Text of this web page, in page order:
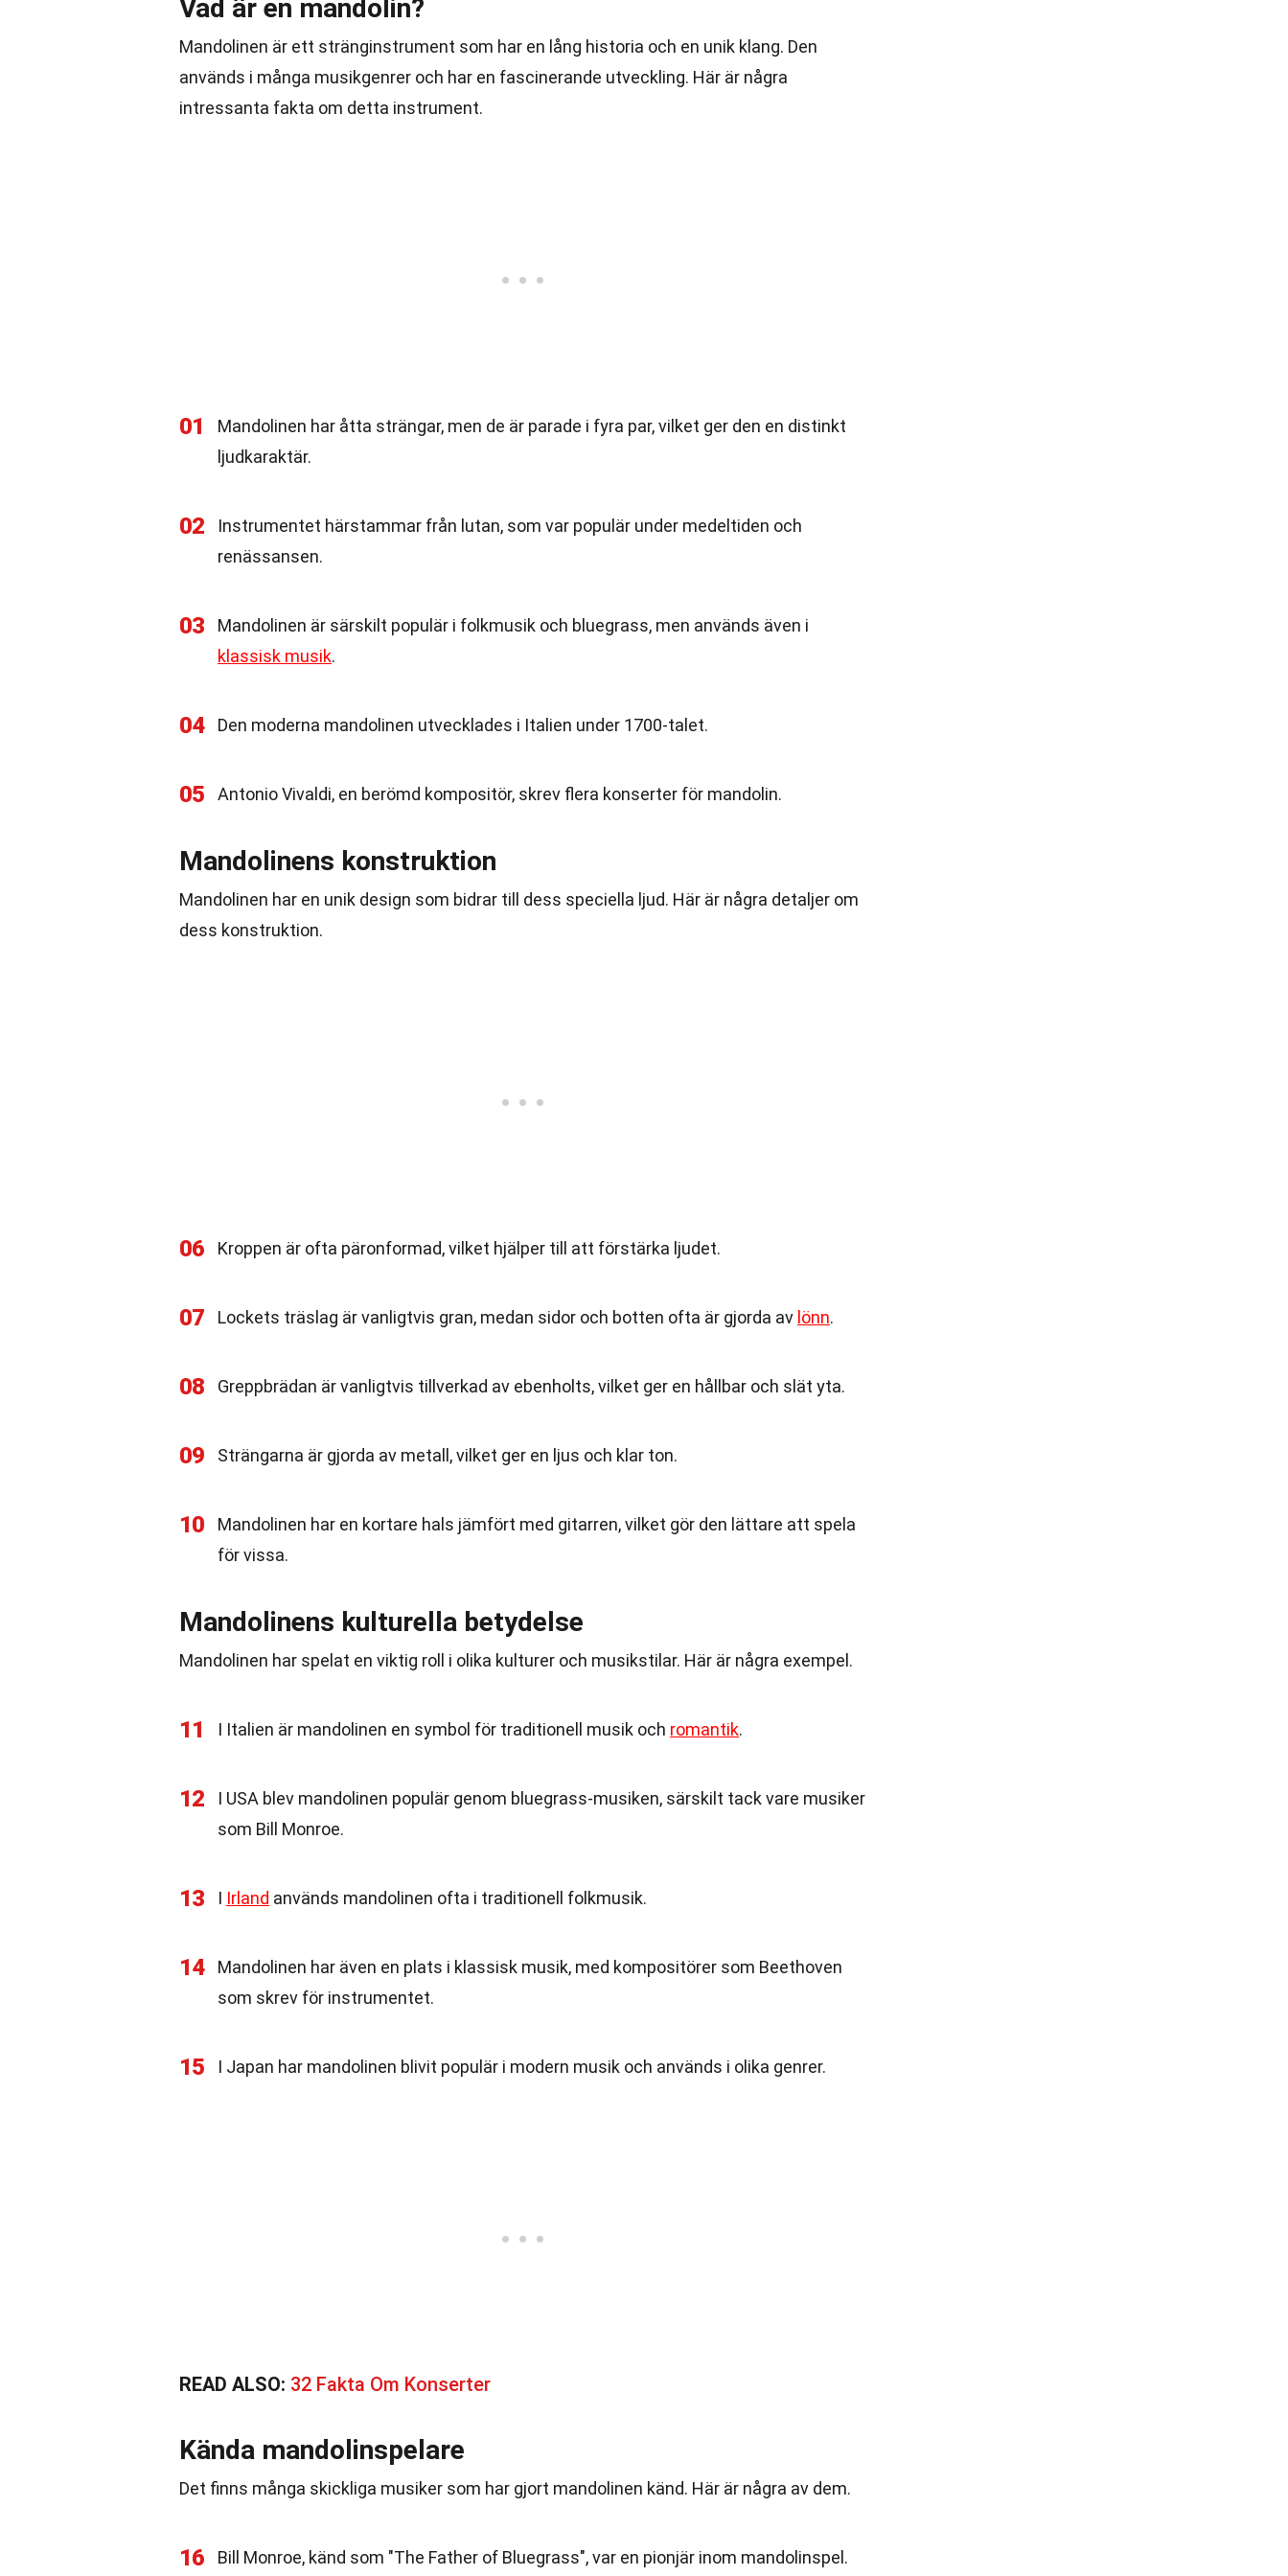
Vad är en mandolin?
Mandolinen är ett stränginstrument som har en lång historia och en unik klang. Den
används i många musikgenrer och har en fascinerande utveckling. Här är några
intressanta fakta om detta instrument.
01
Mandolinen har åtta strängar, men de är parade i fyra par, vilket ger den en distinkt
ljudkaraktär.
02
Instrumentet härstammar från lutan, som var populär under medeltiden och
renässansen.
03
Mandolinen är särskilt populär i folkmusik och bluegrass, men används även i
klassisk musik.
04 Den moderna mandolinen utvecklades i Italien under 1700-talet.
05 Antonio Vivaldi, en berömd kompositör, skrev flera konserter för mandolin.
Mandolinens konstruktion
Mandolinen har en unik design som bidrar till dess speciella ljud. Här är några detaljer om
dess konstruktion.
06 Kroppen är ofta päronformad, vilket hjälper till att förstärka ljudet.
07 Lockets träslag är vanligtvis gran, medan sidor och botten ofta är gjorda av lönn.
08 Greppbrädan är vanligtvis tillverkad av ebenholts, vilket ger en hållbar och slät yta.
09 Strängarna är gjorda av metall, vilket ger en ljus och klar ton.
10
Mandolinen har en kortare hals jämfört med gitarren, vilket gör den lättare att spela
för vissa.
Mandolinens kulturella betydelse
Mandolinen har spelat en viktig roll i olika kulturer och musikstilar. Här är några exempel.
11 I Italien är mandolinen en symbol för traditionell musik och romantik.
12
I USA blev mandolinen populär genom bluegrass-musiken, särskilt tack vare musiker
som Bill Monroe.
13 I Irland används mandolinen ofta i traditionell folkmusik.
14
Mandolinen har även en plats i klassisk musik, med kompositörer som Beethoven
som skrev för instrumentet.
15 I Japan har mandolinen blivit populär i modern musik och används i olika genrer.
READ ALSO: 32 Fakta Om Konserter
Kända mandolinspelare
Det finns många skickliga musiker som har gjort mandolinen känd. Här är några av dem.
16 Bill Monroe, känd som "The Father of Bluegrass", var en pionjär inom mandolinspel.